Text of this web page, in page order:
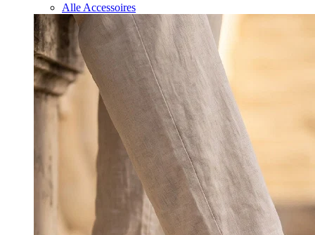
Alle Accessoires